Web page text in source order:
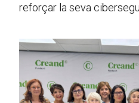
reforçar la seva